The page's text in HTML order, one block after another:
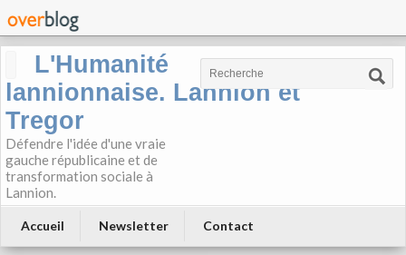
L'Humanité
lannionnaise. Lannion et
Tregor
Défendre l'idée d'une vraie
gauche républicaine et de
transformation sociale à
Lannion.
Accueil Newsletter Contact